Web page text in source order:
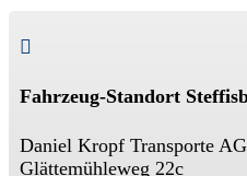

Fahrzeug-Standort
Daniel Kropf Transporte AG
Glättemühleweg 22c